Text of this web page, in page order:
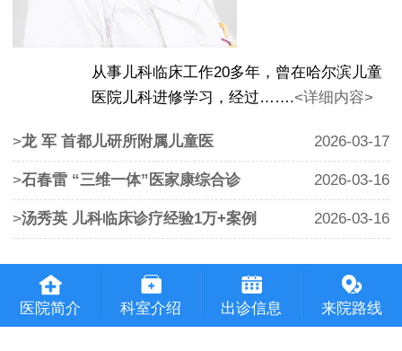
从事儿科临床工作20多年，曾在哈尔滨儿童
医院儿科进修学习，经过…….<详细内容>
>龙 军 首都儿研所附属儿童医 2026-03-17
>石春雷 “三维一体”医家康综合诊 2026-03-16
>汤秀英 儿科临床诊疗经验1万+案例 2026-03-16
医院简介 科室介绍 出诊信息 来院路线